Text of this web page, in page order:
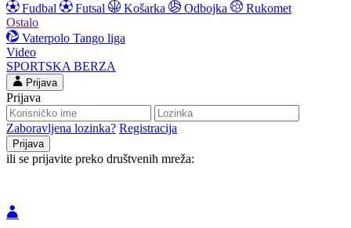
Fudbal
Futsal Košarka Odbojka
Rukomet
Ostalo
Vaterpolo Tango liga
Video
SPORTSKA BERZA
Prijava
Prijava
Zaboravljena lozinka? Registracija
ili se prijavite preko društvenih mreža: